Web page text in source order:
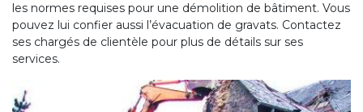
les normes requises pour une démolition de bâtiment. Vous
pouvez lui confier aussi l’évacuation de gravats. Contactez
ses chargés de clientèle pour plus de détails sur ses
services.